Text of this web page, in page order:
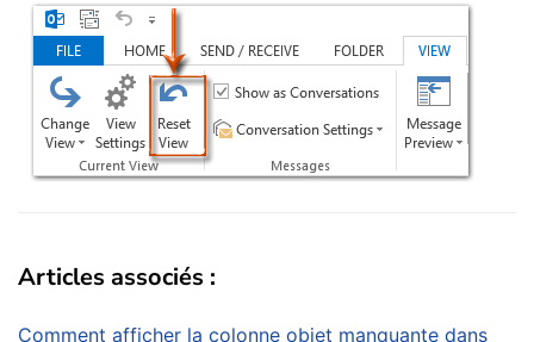
Articles associés :
Comment afficher la colonne objet manquante dans